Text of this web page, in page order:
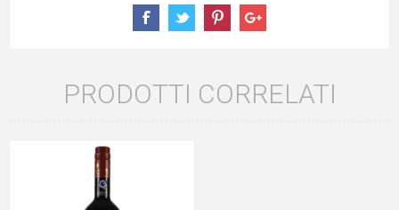
PRODOTTI CORRELATI